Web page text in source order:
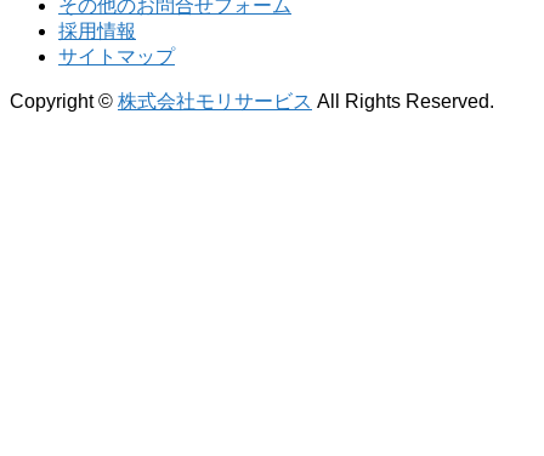
その他のお問合せフォーム
採用情報
サイトマップ
Copyright © 株式会社モリサービス All Rights Reserved.